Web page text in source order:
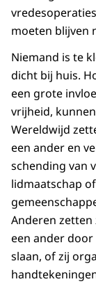
moeten blijven
Niemand is te
dicht bij huis.
een grote
vrijheid,
Wereldwijd
een ander en
schending van
lidmaatschap
Anderen zetten
een ander
slaan, of zij